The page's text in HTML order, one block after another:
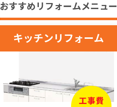
おすすめリフォームメニュー
キッチンリフォーム